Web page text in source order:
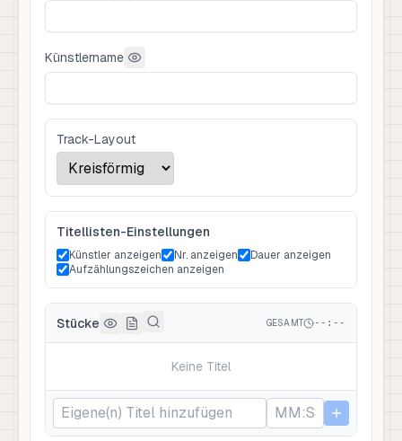
Künstlername
Track-Layout
Titellisten-Einstellungen
Künstler anzeigen Nr. anzeigen
Dauer anzeigen
Aufzählungszeichen anzeigen
Stücke GESAMT --:--
Keine Titel